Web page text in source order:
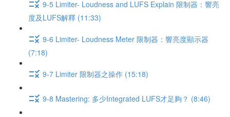
9-5 Limiter- Loudness and LUFS Explain 限制器：響亮
度及LUFS解釋 (11:33)
9-6 Limiter- Loudness Meter 限制器：響亮度顯示器
(7:18)
9-7 Limiter 限制器之操作 (15:18)
9-8 Mastering: 多少Integrated LUFS才足夠？ (8:46)